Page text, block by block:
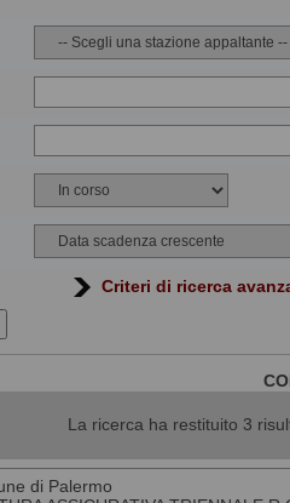
Criteri di ricerca
La ricerca ha restituito 3
di Palermo